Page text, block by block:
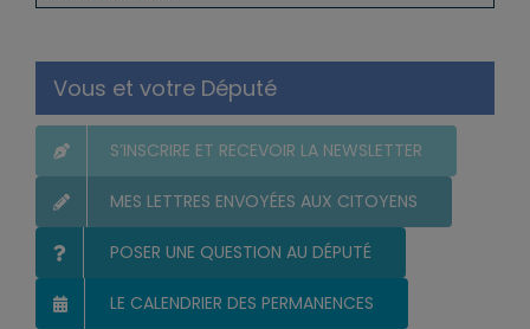
Vous et votre Député
S’INSCRIRE ET RECEVOIR LA NEWSLETTER
MES LETTRES ENVOYÉES AUX CITOYENS
POSER UNE QUESTION AU DÉPUTÉ
LE CALENDRIER DES PERMANENCES